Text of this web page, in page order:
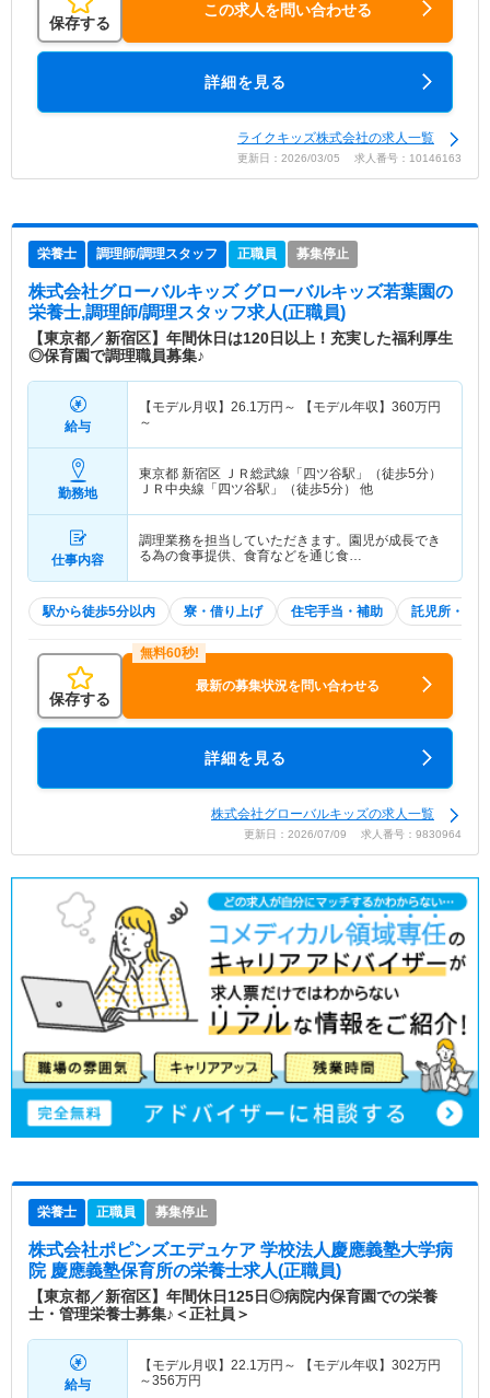
保存する
この求人を問い合わせる
詳細を見る
ライクキッズ株式会社の求人一覧
更新日：2026/03/05 求人番号：10146163
栄養士 調理師/調理スタッフ 正職員 募集停止
株式会社グローバルキッズ グローバルキッズ若葉園の
栄養士,調理師/調理スタッフ求人(正職員)
【東京都／新宿区】年間休日は120日以上！充実した福利厚生
◎保育園で調理職員募集♪
給与
【モデル月収】 26.1万円～ 【モデル年収】 360万円
～
勤務地
東京都 新宿区 ＪＲ総武線「四ツ谷駅」（徒歩5分）
ＪＲ中央線「四ツ谷駅」（徒歩5分） 他
仕事内容
調理業務を担当していただきます。園児が成長でき
る為の食事提供、食育などを通じ食…
駅から徒歩5分以内 寮・借り上げ 住宅手当・補助 託児所・育
保存する
最新の募集状況を問い合わせる
詳細を見る
株式会社グローバルキッズの求人一覧
更新日：2026/07/09 求人番号：9830964
栄養士 正職員 募集停止
株式会社ポピンズエデュケア 学校法人慶應義塾大学病
院 慶應義塾保育所の栄養士求人(正職員)
【東京都／新宿区】年間休日125日◎病院内保育園での栄養
士・管理栄養士募集♪＜正社員＞
給与
【モデル月収】 22.1万円～ 【モデル年収】 302万円
～356万円